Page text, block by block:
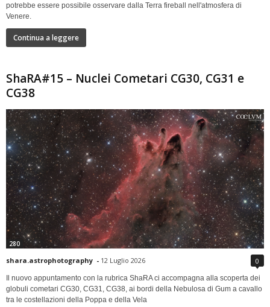
potrebbe essere possibile osservare dalla Terra fireball nell'atmosfera di
Venere.
Continua a leggere
ShaRA#15 – Nuclei Cometari CG30, CG31 e
CG38
280
shara.astrophotography - 12 Luglio 2026 0
Il nuovo appuntamento con la rubrica ShaRA ci accompagna alla scoperta dei
globuli cometari CG30, CG31, CG38, ai bordi della Nebulosa di Gum a cavallo
tra le costellazioni della Poppa e della Vela